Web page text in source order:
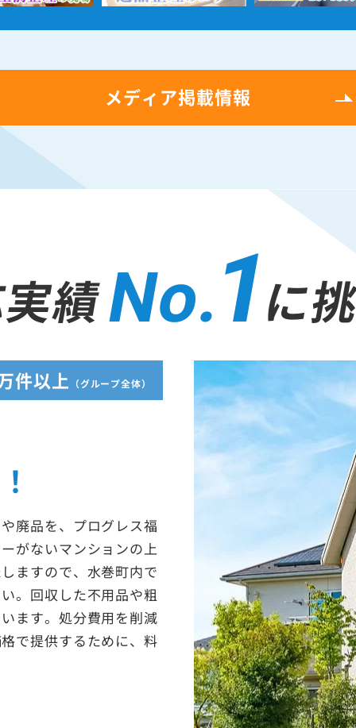
メディア掲載情報
績No.1に
件以上 （グループ全体）
廃品を、プログレス福
がないマンションの上
ますので、水巻町内で
。回収した不用品や粗
ます。処分費用を削減
で提供するために、料